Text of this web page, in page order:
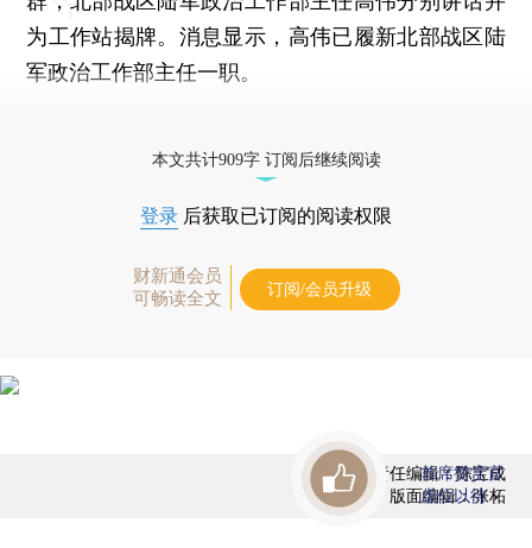
为工作站揭牌。消息显示，高伟已履新北部战区陆
军政治工作部主任一职。
本文共计909字 订阅后继续阅读
登录 后获取已订阅的阅读权限
财新通会员
可畅读全文
订阅/会员升级
责任编辑：陈宝成
版面编辑：张柘
首席赞赏官
虚位以待